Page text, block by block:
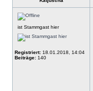
ist Stammgast hier
Registriert: 18.01.2018, 14:04
Beiträge: 140